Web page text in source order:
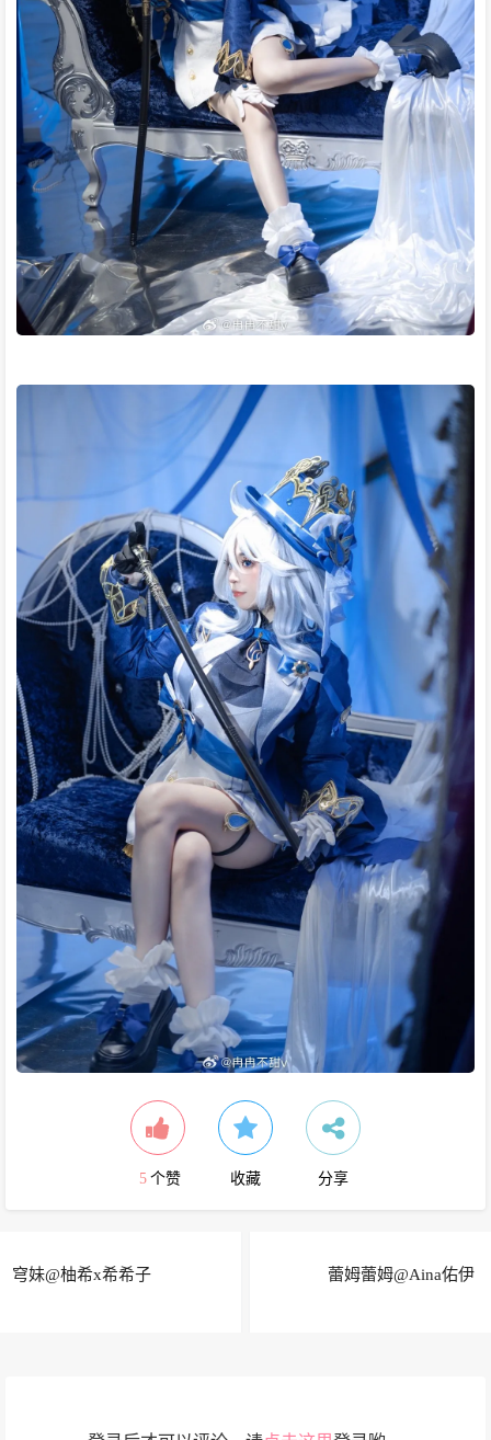
5 个赞 收藏 分享
穹妹@柚希x希希子 蕾姆蕾姆@Aina佑伊 ​​​